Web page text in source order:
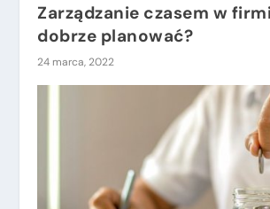
Zarządzanie czasem w
dobrze planować?
24 marca, 2022